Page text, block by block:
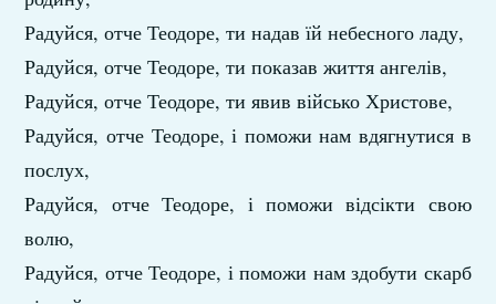
Радуйся, отче Теодоре, ти надав їй небесного ладу,
Радуйся, отче Теодоре, ти показав життя ангелів,
Радуйся, отче Теодоре, ти явив військо Христове,
Радуйся, отче Теодоре, і поможи нам вдягнутися в
послух,
Радуйся, отче Теодоре, і поможи відсікти свою
волю,
Радуйся, отче Теодоре, і поможи нам здобути скарб